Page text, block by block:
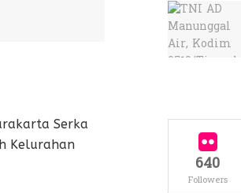
Serka
Kelurahan
640
Followers